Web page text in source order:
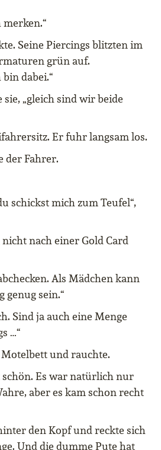
Seine Piercings blitzten im
grün auf.
dabei.“
sie, „gleich sind wir beide
Er fuhr langsam los.
der Fahrer.
schickst mich zum Teufel“,
nicht nach einer Gold Card
Als Mädchen kann
sein.“
Sind ja auch eine Menge
…“
und rauchte.
Es war natürlich nur
aber es kam schon recht
den Kopf und reckte sich
Und die dumme Pute hat